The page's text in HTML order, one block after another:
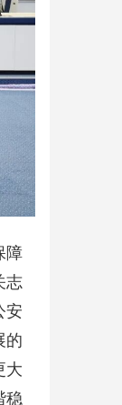
障
志
安
的
大
稳